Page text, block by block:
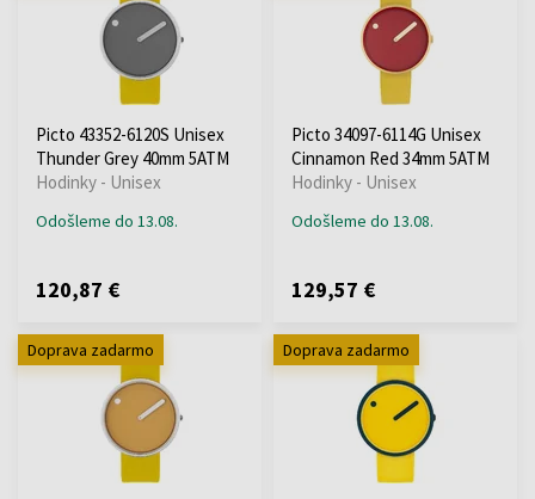
Picto 43352-6120S Unisex
Thunder Grey 40mm 5ATM
Hodinky - Unisex
Odošleme do 13.08.
120,87 €
Picto 34097-6114G Unisex
Cinnamon Red 34mm 5ATM
Hodinky - Unisex
Odošleme do 13.08.
129,57 €
Doprava zadarmo Doprava zadarmo